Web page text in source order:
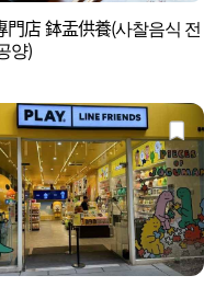
門店 鉢盂供養(사찰음식 전
양)